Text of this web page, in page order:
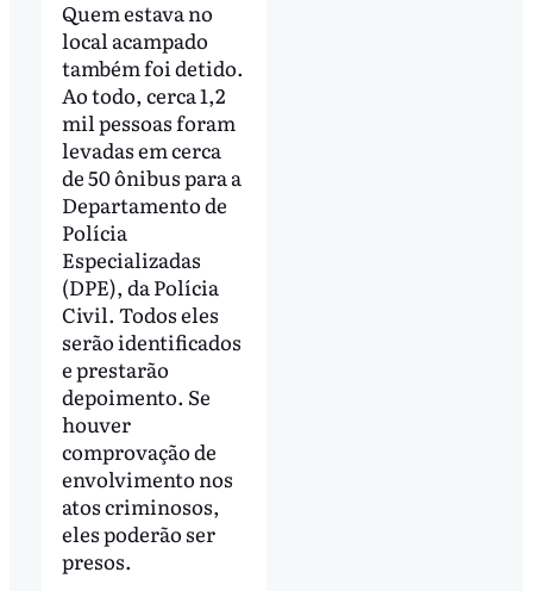
Quem estava no
local acampado
também foi detido.
Ao todo, cerca 1,2
mil pessoas foram
levadas em cerca
de 50 ônibus para a
Departamento de
Polícia
Especializadas
(DPE), da Polícia
Civil. Todos eles
serão identificados
e prestarão
depoimento. Se
houver
comprovação de
envolvimento nos
atos criminosos,
eles poderão ser
presos.